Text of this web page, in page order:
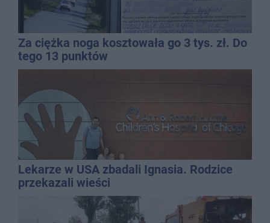
Za ciężka noga kosztowała go 3 tys. zł. Do
tego 13 punktów
Lekarze w USA zbadali Ignasia. Rodzice
przekazali wieści